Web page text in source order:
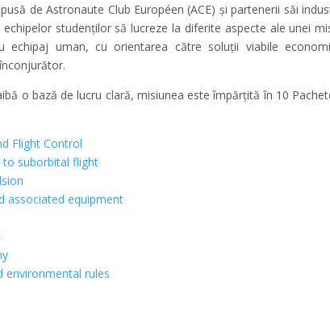
de Astronaute Club Européen (ACE) și partenerii săi
studenților să lucreze la diferite aspecte ale unei
echipaj uman, cu orientarea către soluții viabile
o bază de lucru clară, misiunea este împărțită în 10
Flight Control
to suborbital flight
associated equipment
environmental rules